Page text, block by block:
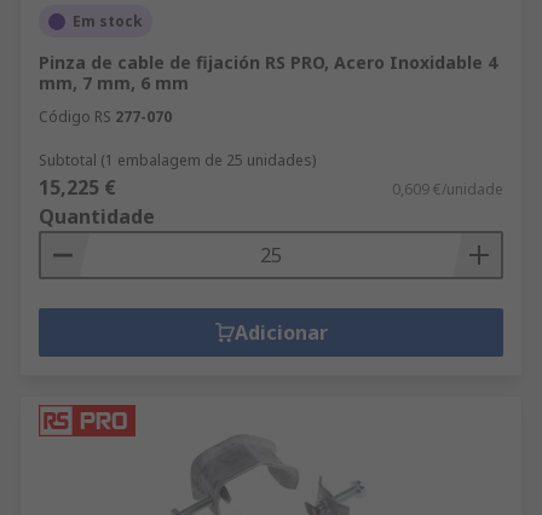
Em stock
Pinza de cable de fijación RS PRO, Acero Inoxidable 4
mm, 7 mm, 6 mm
Código RS 277-070
Subtotal (1 embalagem de 25 unidades)
15,225 € 0,609 €/unidade
Quantidade
Adicionar